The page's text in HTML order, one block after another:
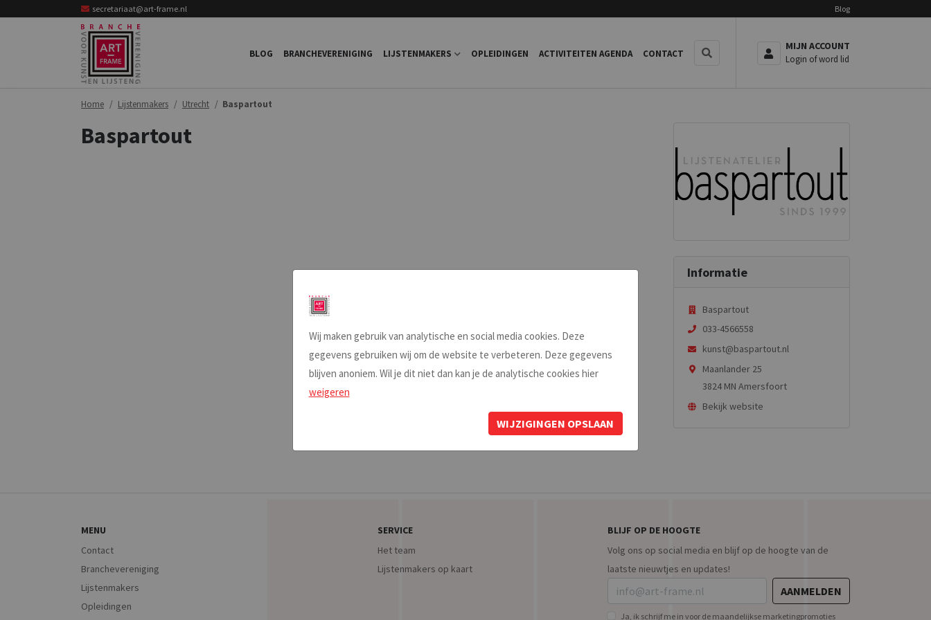
secretariaat@art-frame.nl Blog
BLOG BRANCHEVERENIGING LIJSTENMAKERS OPLEIDINGEN ACTIVITEITEN AGENDA CONTACT
MIJN ACCOUNT
Login of word lid
Home Lijstenmakers Utrecht Baspartout
Baspartout
Informatie
Baspartout
033-4566558
kunst@baspartout.nl
Maanlander 25
3824 MN Amersfoort
Bekijk website
■ ■ ■ ■ ■
MENU
Contact
Branchevereniging
Lijstenmakers
Opleidingen
SERVICE
Het team
Lijstenmakers op kaart
BLIJF OP DE HOOGTE
Volg ons op social media en blijf op de hoogte van de
laatste nieuwtjes en updates!
AANMELDEN
Ja, ik schrijf me in voor de maandelijkse marketingpromoties
Wij maken gebruik van analytische en social media cookies. Deze
gegevens gebruiken wij om de website te verbeteren. Deze gegevens
blijven anoniem. Wil je dit niet dan kan je de analytische cookies hier
weigeren
WIJZIGINGEN OPSLAAN